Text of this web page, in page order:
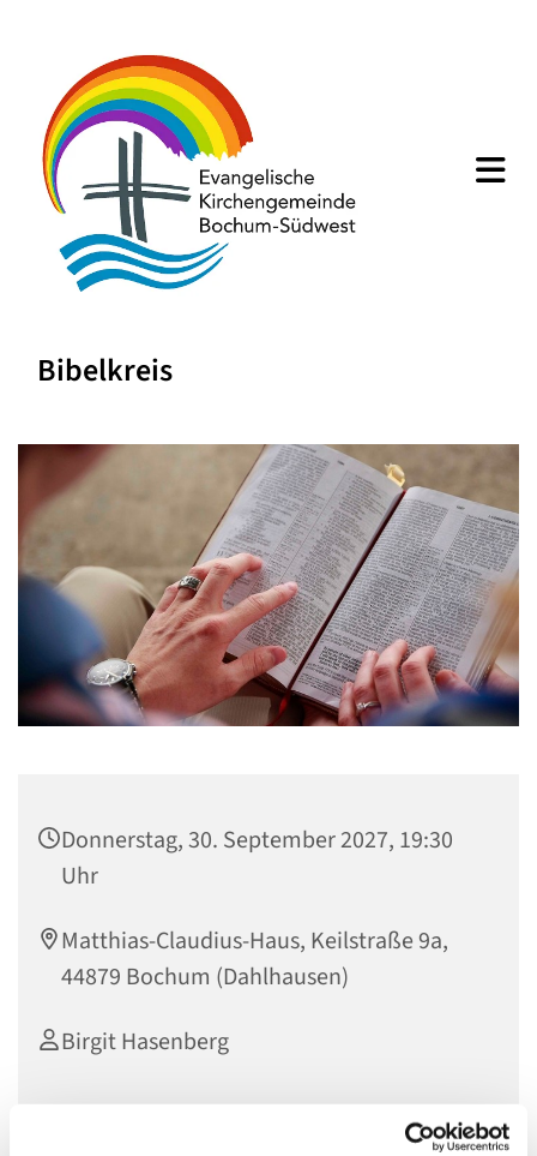
Bibelkreis
Donnerstag, 30. September 2027, 19:30
Uhr
Matthias-Claudius-Haus, Keilstraße 9a,
44879 Bochum (Dahlhausen)
Birgit Hasenberg